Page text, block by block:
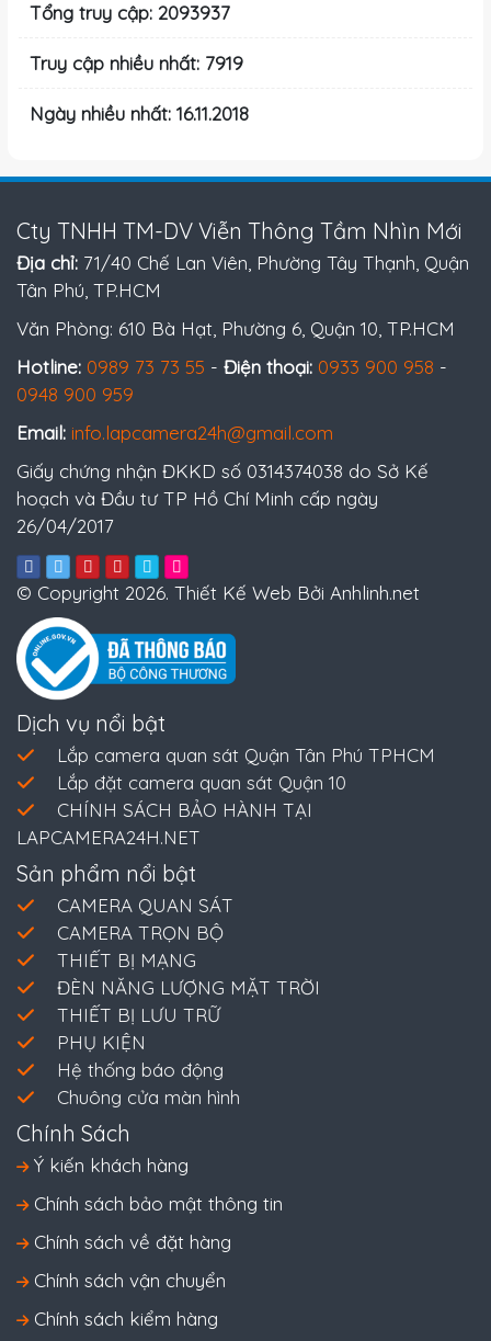
Tổng truy cập: 2093937
Truy cập nhiều nhất: 7919
Ngày nhiều nhất: 16.11.2018
Cty TNHH TM-DV Viễn Thông Tầm Nhìn Mới
Địa chỉ: 71/40 Chế Lan Viên, Phường Tây Thạnh, Quận
Tân Phú, TP.HCM
Văn Phòng: 610 Bà Hạt, Phường 6, Quận 10, TP.HCM
Hotline: 0989 73 73 55 - Điện thoại: 0933 900 958 -
0948 900 959
Email: info.lapcamera24h@gmail.com
Giấy chứng nhận ĐKKD số 0314374038 do Sở Kế
hoạch và Đầu tư TP Hồ Chí Minh cấp ngày
26/04/2017
© Copyright 2026. Thiết Kế Web Bởi Anhlinh.net
Dịch vụ nổi bật
Lắp camera quan sát Quận Tân Phú TPHCM
Lắp đặt camera quan sát Quận 10
CHÍNH SÁCH BẢO HÀNH TẠI
LAPCAMERA24H.NET
Sản phẩm nổi bật
CAMERA QUAN SÁT
CAMERA TRỌN BỘ
THIẾT BỊ MẠNG
ĐÈN NĂNG LƯỢNG MẶT TRỜI
THIẾT BỊ LƯU TRỮ
PHỤ KIỆN
Hệ thống báo động
Chuông cửa màn hình
Chính Sách
Ý kiến khách hàng
Chính sách bảo mật thông tin
Chính sách về đặt hàng
Chính sách vận chuyển
Chính sách kiểm hàng